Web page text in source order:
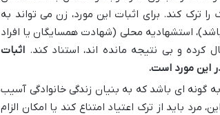
ترک کند. برای اثبات این مورد، زن می تواند به
استشهادیه محلی (شهادت همسایگان یا افراد
و بی نتیجه مانده اند، استناد کند. اثبات
این مورد است.
به گونه ای باشد که به بنیان زندگی خانوادگی آسیب
مرد باید از ترک اعتیاد امتناع کند یا امکان الزام